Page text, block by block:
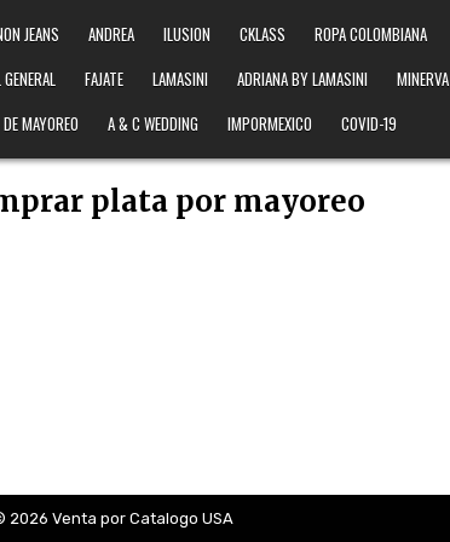
JEANS ANDREA ILUSION CKLASS ROPA COLOMBIANA
GENERAL FAJATE LAMASINI ADRIANA BY LAMASINI MINERVA
MAYOREO
A & C WEDDING IMPORMEXICO COVID-19
plata por mayoreo
2026 Venta por Catalogo USA